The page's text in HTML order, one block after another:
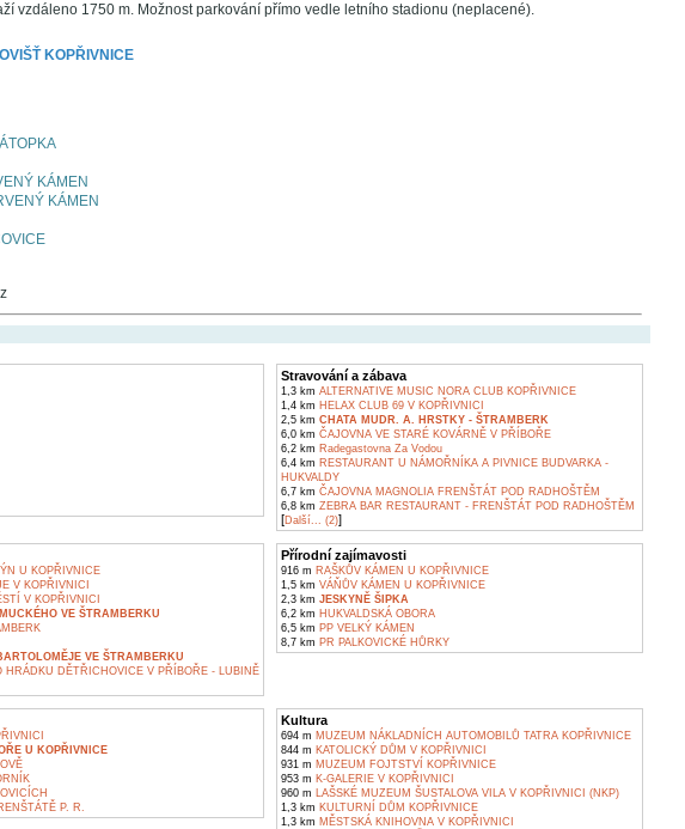
vzdáleno 1750 m. Možnost parkování přímo vedle letního stadionu (neplacené).
KOPŘIVNICE
KÁMEN
KÁMEN
Stravování a zábava
1,3 km ALTERNATIVE MUSIC NORA CLUB KOPŘIVNICE
1,4 km HELAX CLUB 69 V KOPŘIVNICI
2,5 km CHATA MUDR. A. HRSTKY - ŠTRAMBERK
6,0 km ČAJOVNA VE STARÉ KOVÁRNĚ V PŘÍBOŘE
6,2 km Radegastovna Za Vodou
6,4 km RESTAURANT U NÁMOŘNÍKA A PIVNICE BUDVARKA -
HUKVALDY
6,7 km ČAJOVNA MAGNOLIA FRENŠTÁT POD RADHOŠTĚM
6,8 km ZEBRA BAR RESTAURANT - FRENŠTÁT POD RADHOŠTĚM
[Další... (2)]
U KOPŘIVNICE
V KOPŘIVNICI
V KOPŘIVNICI
VE ŠTRAMBERKU
VE ŠTRAMBERKU
HRÁDKU DĚTŘICHOVICE V PŘÍBOŘE - LUBINĚ
Přírodní zajímavosti
916 m RAŠKŮV KÁMEN U KOPŘIVNICE
1,5 km VÁŇŮV KÁMEN U KOPŘIVNICE
2,3 km JESKYNĚ ŠIPKA
6,2 km HUKVALDSKÁ OBORA
6,5 km PP VELKÝ KÁMEN
8,7 km PR PALKOVICKÉ HŮRKY
U KOPŘIVNICE
P. R.
Kultura
694 m MUZEUM NÁKLADNÍCH AUTOMOBILŮ TATRA KOPŘIVNICE
844 m KATOLICKÝ DŮM V KOPŘIVNICI
931 m MUZEUM FOJTSTVÍ KOPŘIVNICE
953 m K-GALERIE V KOPŘIVNICI
960 m LAŠSKÉ MUZEUM ŠUSTALOVA VILA V KOPŘIVNICI (NKP)
1,3 km KULTURNÍ DŮM KOPŘIVNICE
1,3 km MĚSTSKÁ KNIHOVNA V KOPŘIVNICI